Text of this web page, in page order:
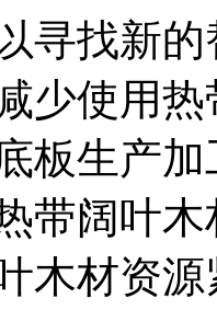
寻找新
少使用
板生产
带阔叶
木材资